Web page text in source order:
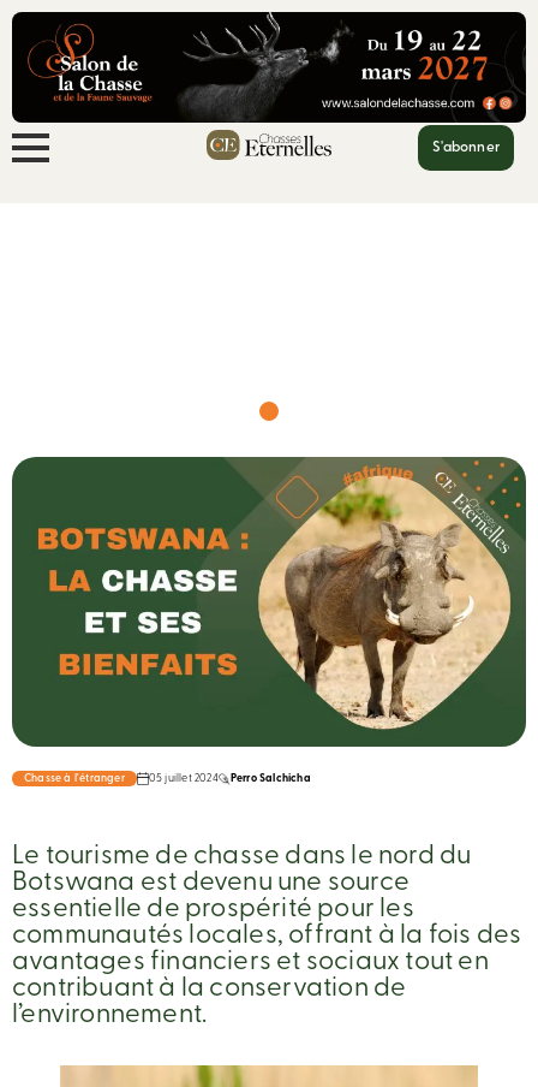
S'abonner
Chasse à l'étranger 05 juillet 2024 Perro Salchicha
Le tourisme de chasse dans le nord du
Botswana est devenu une source
essentielle de prospérité pour les
communautés locales, offrant à la fois des
avantages financiers et sociaux tout en
contribuant à la conservation de
l’environnement.